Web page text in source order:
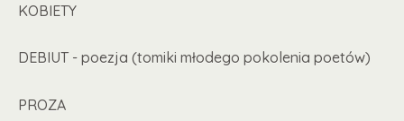
KOBIETY
DEBIUT - poezja (tomiki młodego pokolenia poetów)
PROZA